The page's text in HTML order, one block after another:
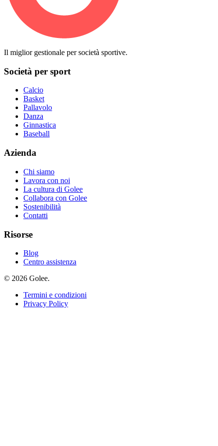
Il miglior gestionale per società sportive.
Società per sport
Calcio
Basket
Pallavolo
Danza
Ginnastica
Baseball
Azienda
Chi siamo
Lavora con noi
La cultura di Golee
Collabora con Golee
Sostenibilità
Contatti
Risorse
Blog
Centro assistenza
© 2026 Golee.
Termini e condizioni
Privacy Policy